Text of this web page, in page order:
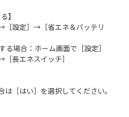
】
［設定］→［省エネ＆バッテリ
る場合：ホーム画面で［設定］
長エネスイッチ］
は［はい］を選択してください。